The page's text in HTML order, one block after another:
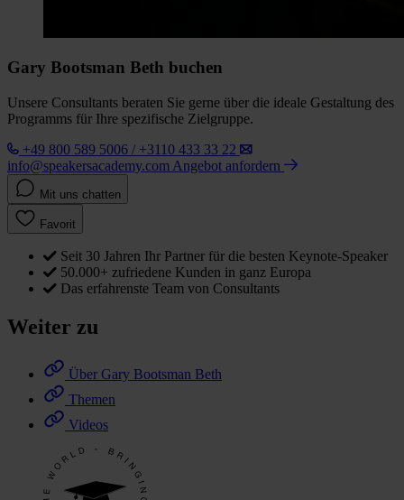
Gary Bootsman Beth buchen
Unsere Consultants beraten Sie gerne über die ideale Gestaltung des
Programms für Ihre spezifische Zielgruppe.
+49 800 589 5006 / +3110 433 33 22
info@speakersacademy.com Angebot anfordern
Mit uns chatten
Favorit
Seit 30 Jahren Ihr Partner für die besten Keynote-Speaker
50.000+ zufriedene Kunden in ganz Europa
Das erfahrenste Team von Consultants
Weiter zu
Über Gary Bootsman Beth
Themen
Videos